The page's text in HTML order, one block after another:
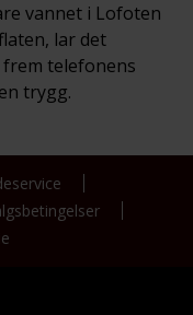
vannet i Lofoten
lar det
telefonens
trygg.